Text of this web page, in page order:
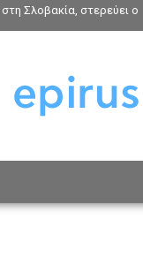
Σλοβακία, στερεύει ο